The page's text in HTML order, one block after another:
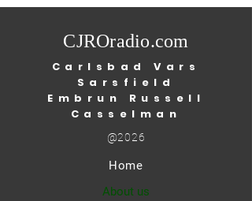
CJROradio.com
Carlsbad Vars
Sarsfield
Embrun Russell
Casselman
@2026
Home
About us